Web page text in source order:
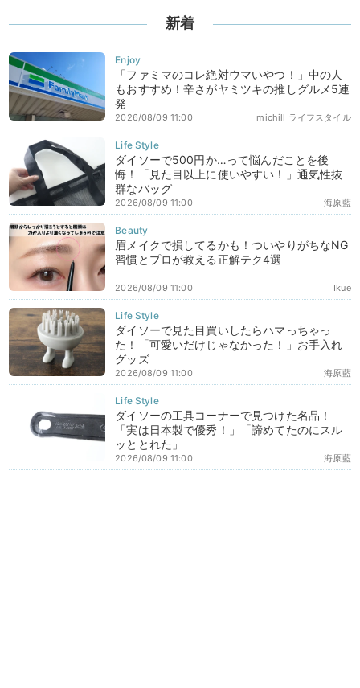
新着
「ファミマのコレ絶対ウマいやつ！」中の人
もおすすめ！辛さがヤミツキの推しグルメ5連
発
michill ライフスタイル
2026/08/09 11:00
ダイソーで500円か…って悩んだことを後
悔！「見た目以上に使いやすい！」通気性抜
群なバッグ
海原藍
2026/08/09 11:00
眉メイクで損してるかも！ついやりがちなNG
習慣とプロが教える正解テク4選
Ikue
2026/08/09 11:00
ダイソーで見た目買いしたらハマっちゃっ
た！「可愛いだけじゃなかった！」お手入れ
グッズ
海原藍
2026/08/09 11:00
ダイソーの工具コーナーで見つけた名品！
「実は日本製で優秀！」「諦めてたのにスル
ッととれた」
海原藍
2026/08/09 11:00